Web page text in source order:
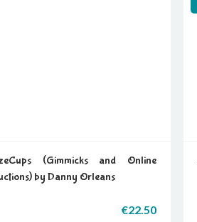
(Gimmicks and Online
by Danny Orleans
€22.50